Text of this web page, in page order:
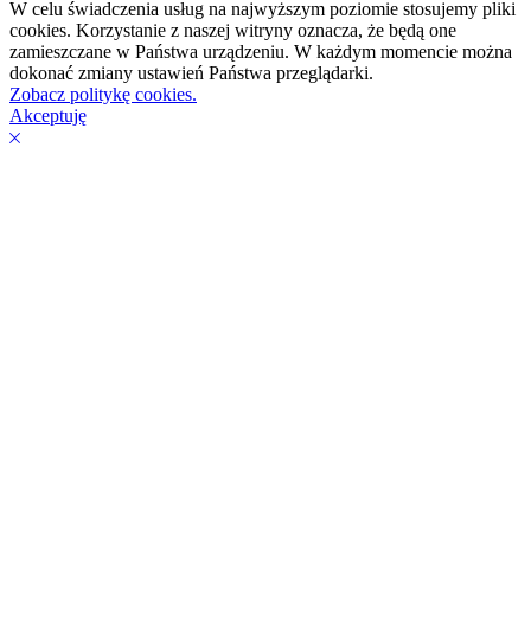
W celu świadczenia usług na najwyższym poziomie stosujemy pliki
cookies. Korzystanie z naszej witryny oznacza, że będą one
zamieszczane w Państwa urządzeniu. W każdym momencie można
dokonać zmiany ustawień Państwa przeglądarki.
Zobacz politykę cookies.
Akceptuję